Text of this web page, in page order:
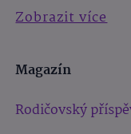
Zobrazit více
Magazín
Rodičovský